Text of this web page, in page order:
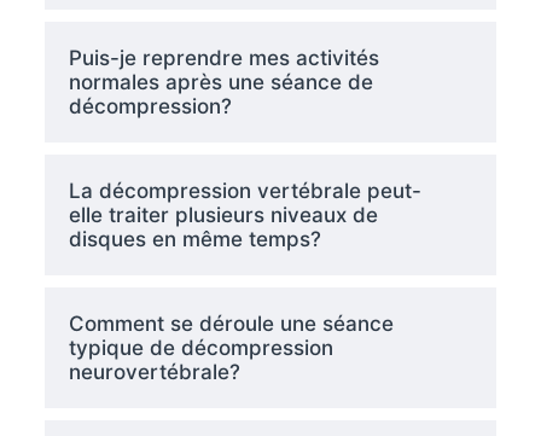
Puis-je reprendre mes activités
normales après une séance de
décompression?
La décompression vertébrale peut-
elle traiter plusieurs niveaux de
disques en même temps?
Comment se déroule une séance
typique de décompression
neurovertébrale?